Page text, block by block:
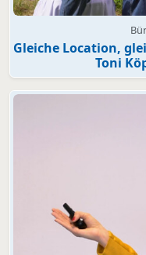
Gleiche Location,
Toni